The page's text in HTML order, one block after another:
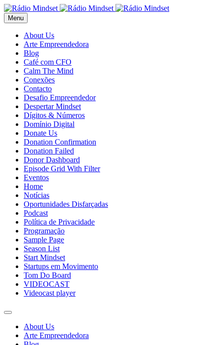
Menu
About Us
Arte Empreendedora
Blog
Café com CFO
Calm The Mind
Conexões
Contacto
Desafio Empreendedor
Despertar Mindset
Dígitos & Números
Domínio Digital
Donate Us
Donation Confirmation
Donation Failed
Donor Dashboard
Episode Grid With Filter
Eventos
Home
Notícias
Oportunidades Disfarçadas
Podcast
Política de Privacidade
Programação
Sample Page
Season List
Start Mindset
Startups em Movimento
Tom Do Board
VIDEOCAST
Videocast player
About Us
Arte Empreendedora